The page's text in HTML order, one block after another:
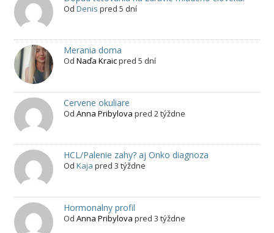
Od Denis pred 5 dní
Merania doma
Od Naďa Kraicpred 5 dní
Cervene okuliare
Od Anna Pribylova pred 2 týždne
HCL/Palenie zahy? aj Onko diagnoza
Od Kaja pred 3 týždne
Hormonalny profil
Od Anna Pribylova pred 3 týždne